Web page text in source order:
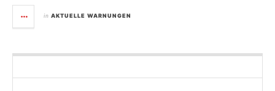
in AKTUELLE WARNUNGEN